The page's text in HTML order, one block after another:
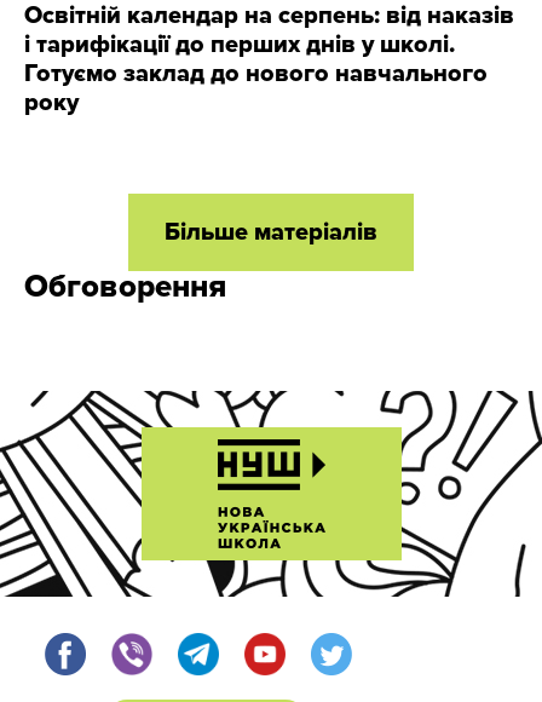
Освітній календар на серпень: від наказів
і тарифікації до перших днів у школі.
Готуємо заклад до нового навчального
року
Більше матеріалів
Обговорення